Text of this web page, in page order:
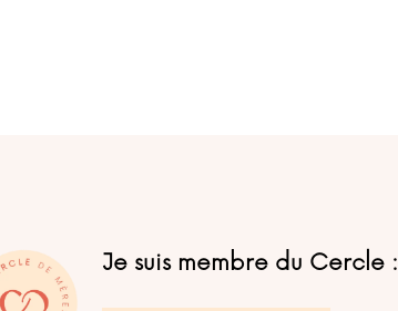
Je suis membre du Cercle :